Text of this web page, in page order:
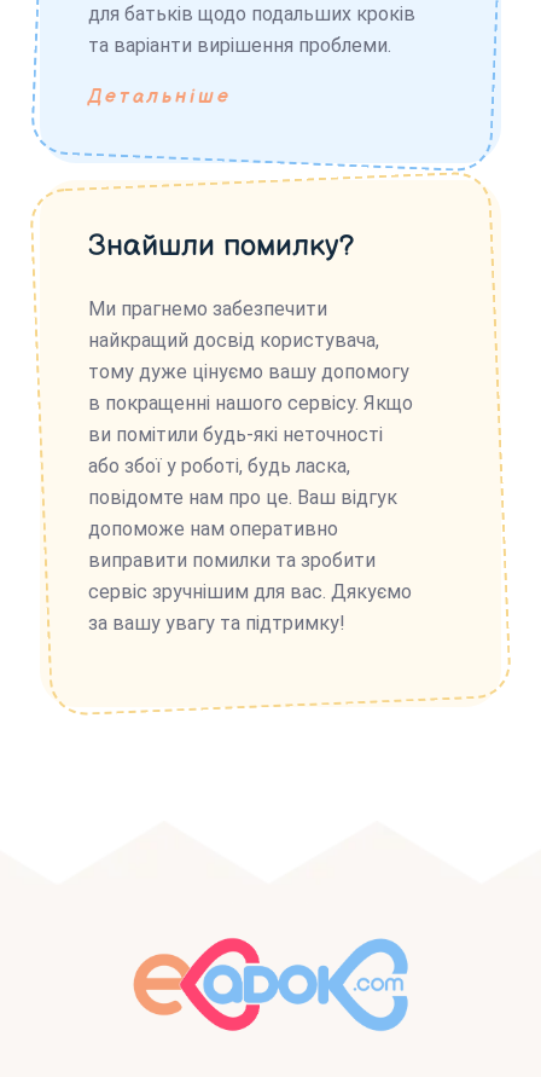
для батьків щодо подальших кроків
та варіанти вирішення проблеми.
Детальніше
Знайшли помилку?
Ми прагнемо забезпечити
найкращий досвід користувача,
тому дуже цінуємо вашу допомогу
в покращенні нашого сервісу. Якщо
ви помітили будь-які неточності
або збої у роботі, будь ласка,
повідомте нам про це. Ваш відгук
допоможе нам оперативно
виправити помилки та зробити
сервіс зручнішим для вас. Дякуємо
за вашу увагу та підтримку!